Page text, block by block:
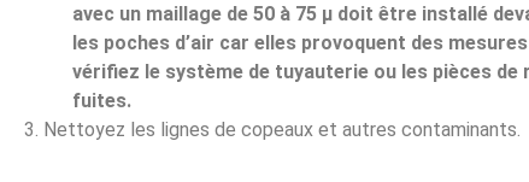
avec un maillage de 50 à 75 μ doit être installé
les poches d’air car elles provoquent des
vérifiez le système de tuyauterie ou les pièces
fuites.
3. Nettoyez les lignes de copeaux et autres contaminants.